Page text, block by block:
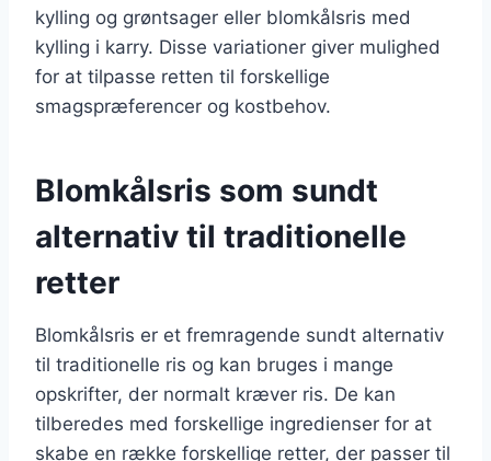
kylling og grøntsager eller blomkålsris med
kylling i karry. Disse variationer giver mulighed
for at tilpasse retten til forskellige
smagspræferencer og kostbehov.
Blomkålsris som sundt
alternativ til traditionelle
retter
Blomkålsris er et fremragende sundt alternativ
til traditionelle ris og kan bruges i mange
opskrifter, der normalt kræver ris. De kan
tilberedes med forskellige ingredienser for at
skabe en række forskellige retter, der passer til